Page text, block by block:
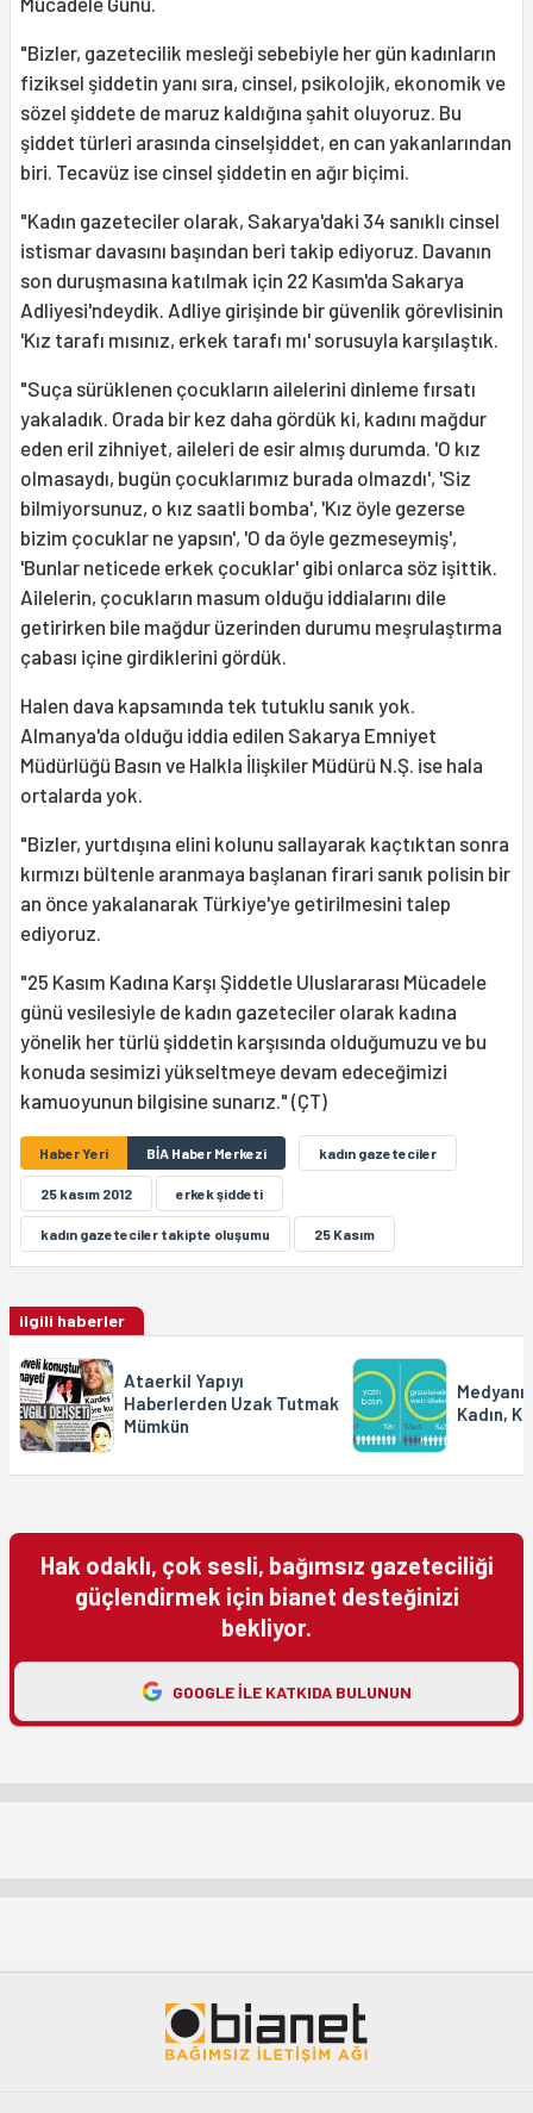
"Bizler, gazetecilik mesleği sebebiyle her gün kadınların
fiziksel şiddetin yanı sıra, cinsel, psikolojik, ekonomik ve
sözel şiddete de maruz kaldığına şahit oluyoruz. Bu
şiddet türleri arasında cinselşiddet, en can yakanlarından
biri. Tecavüz ise cinsel şiddetin en ağır biçimi.
"Kadın gazeteciler olarak, Sakarya'daki 34 sanıklı cinsel
istismar davasını başından beri takip ediyoruz. Davanın
son duruşmasına katılmak için 22 Kasım'da Sakarya
Adliyesi'ndeydik. Adliye girişinde bir güvenlik görevlisinin
'Kız tarafı mısınız, erkek tarafı mı' sorusuyla karşılaştık.
"Suça sürüklenen çocukların ailelerini dinleme fırsatı
yakaladık. Orada bir kez daha gördük ki, kadını mağdur
eden eril zihniyet, aileleri de esir almış durumda. 'O kız
olmasaydı, bugün çocuklarımız burada olmazdı', 'Siz
bilmiyorsunuz, o kız saatli bomba', 'Kız öyle gezerse
bizim çocuklar ne yapsın', 'O da öyle gezmeseymiş',
'Bunlar neticede erkek çocuklar' gibi onlarca söz işittik.
Ailelerin, çocukların masum olduğu iddialarını dile
getirirken bile mağdur üzerinden durumu meşrulaştırma
çabası içine girdiklerini gördük.
Halen dava kapsamında tek tutuklu sanık yok.
Almanya'da olduğu iddia edilen Sakarya Emniyet
Müdürlüğü Basın ve Halkla İlişkiler Müdürü N.Ş. ise hala
ortalarda yok.
"Bizler, yurtdışına elini kolunu sallayarak kaçtıktan sonra
kırmızı bültenle aranmaya başlanan firari sanık polisin bir
an önce yakalanarak Türkiye'ye getirilmesini talep
ediyoruz.
"25 Kasım Kadına Karşı Şiddetle Uluslararası Mücadele
günü vesilesiyle de kadın gazeteciler olarak kadına
yönelik her türlü şiddetin karşısında olduğumuzu ve bu
konuda sesimizi yükseltmeye devam edeceğimizi
kamuoyunun bilgisine sunarız." (ÇT)
Haber Yeri BİA Haber Merkezi kadın gazeteciler
25 kasım 2012 erkek şiddeti
kadın gazeteciler takipte oluşumu 25 Kasım
ilgili haberler
Ataerkil Yapıyı
Haberlerden Uzak Tutmak
Mümkün
Kadın,
Hak odaklı, çok sesli, bağımsız gazeteciliği
güçlendirmek için bianet desteğinizi
bekliyor.
GOOGLE ILE KATKIDA BULUNUN